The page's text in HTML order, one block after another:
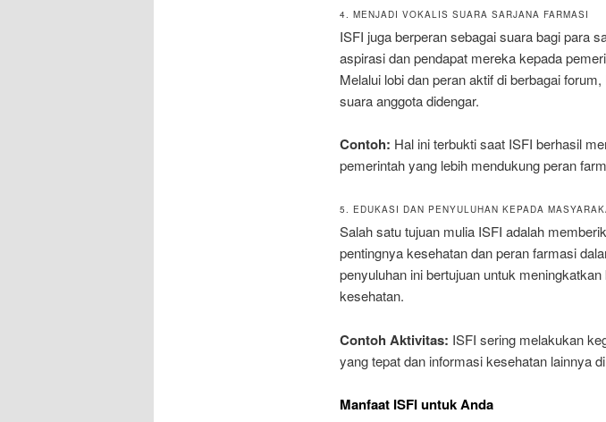
4. MENJADI VOKALIS SUARA SARJANA FARMASI
ISFI juga berperan sebagai suara bagi para
aspirasi dan pendapat mereka kepada
Melalui lobi dan peran aktif di berbagai
suara anggota didengar.
Contoh: Hal ini terbukti saat ISFI berhasil
pemerintah yang lebih mendukung peran
5. EDUKASI DAN PENYULUHAN KEPADA
Salah satu tujuan mulia ISFI adalah
pentingnya kesehatan dan peran farmasi
penyuluhan ini bertujuan untuk
kesehatan.
Contoh Aktivitas: ISFI sering melakukan
yang tepat dan informasi kesehatan lainnya
Manfaat ISFI untuk Anda